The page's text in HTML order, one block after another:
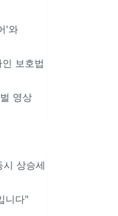
'와
인 보호법
영상
상승세
니다"